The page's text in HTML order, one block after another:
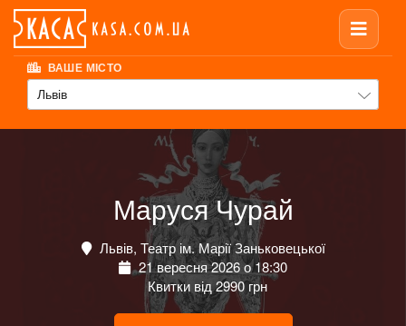
ВАШЕ МІСТО
Львів
Маруся Чурай
Львів, Театр ім. Марії Заньковецької
21 вересня 2026 о 18:30
Квитки від 2990 грн